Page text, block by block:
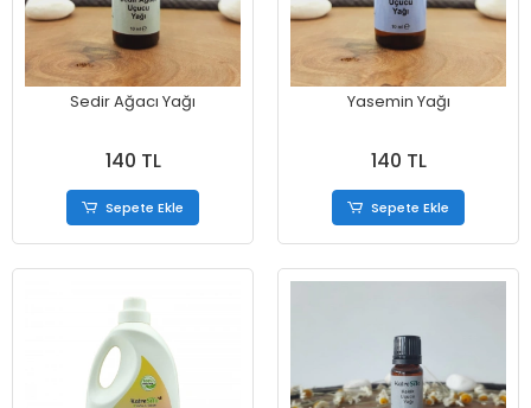
Sedir Ağacı Yağı
140 TL
Sepete Ekle
Yasemin Yağı
140 TL
Sepete Ekle